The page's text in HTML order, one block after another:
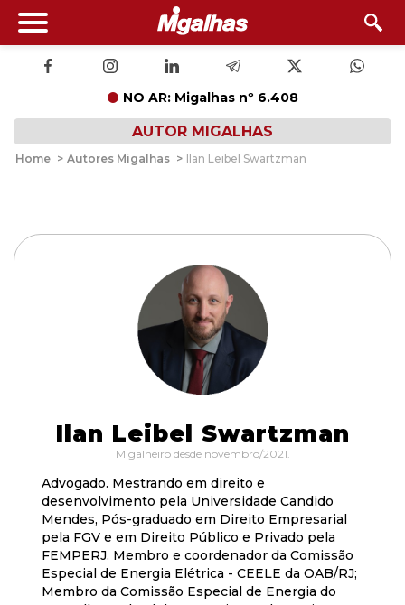
NO AR: Migalhas nº 6.408
AUTOR MIGALHAS
Home > Autores Migalhas > Ilan Leibel Swartzman
Ilan Leibel Swartzman
Migalheiro desde novembro/2021.
Advogado. Mestrando em direito e
desenvolvimento pela Universidade Candido
Mendes, Pós-graduado em Direito Empresarial
pela FGV e em Direito Público e Privado pela
FEMPERJ. Membro e coordenador da Comissão
Especial de Energia Elétrica - CEELE da OAB/RJ;
Membro da Comissão Especial de Energia do